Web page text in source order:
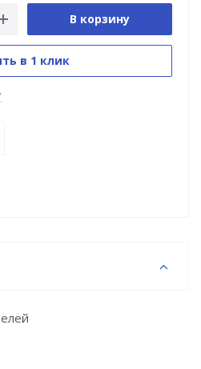
В корзину
в 1 клик